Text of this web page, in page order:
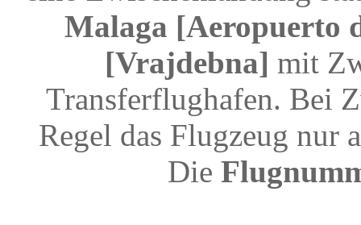
Malaga [Aeropuerto
[Vrajdebna] mit
Transferflughafen. Bei
Regel das Flugzeug nur
Die